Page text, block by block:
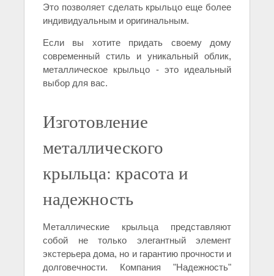
Это позволяет сделать крыльцо еще более
индивидуальным и оригинальным.
Если вы хотите придать своему дому
современный стиль и уникальный облик,
металлическое крыльцо - это идеальный
выбор для вас.
Изготовление
металлического
крыльца: красота и
надежность
Металлические крыльца представляют
собой не только элегантный элемент
экстерьера дома, но и гарантию прочности и
долговечности. Компания "Надежность"